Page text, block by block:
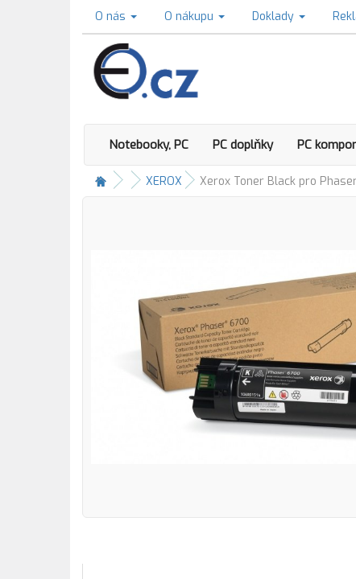
O nás O nákupu Doklady
Notebooky, PC PC doplňky PC
XEROX Xerox Toner Black pro